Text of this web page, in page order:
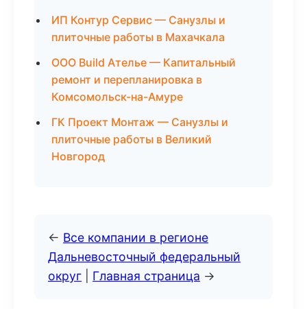
ИП Контур Сервис — Санузлы и
плиточные работы в Махачкала
ООО Build Ателье — Капитальный
ремонт и перепланировка в
Комсомольск-на-Амуре
ГК Проект Монтаж — Санузлы и
плиточные работы в Великий
Новгород
← Все компании в регионе
Дальневосточный федеральный
округ
Главная страница →